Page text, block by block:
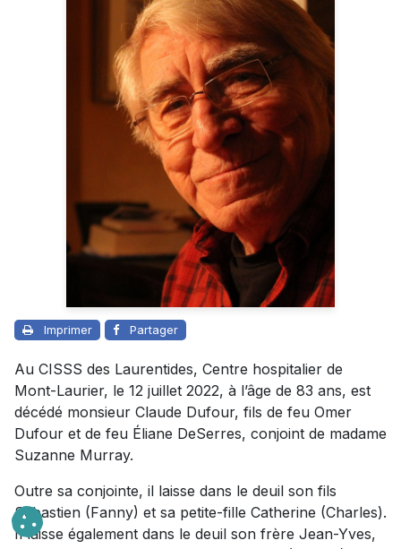
Imprimer Partager
Au CISSS des Laurentides, Centre hospitalier de
Mont-Laurier, le 12 juillet 2022, à l’âge de 83 ans, est
décédé monsieur Claude Dufour, fils de feu Omer
Dufour et de feu Éliane DeSerres, conjoint de madame
Suzanne Murray.
Outre sa conjointe, il laisse dans le deuil son fils
Sébastien (Fanny) et sa petite-fille Catherine (Charles).
Il laisse également dans le deuil son frère Jean-Yves,